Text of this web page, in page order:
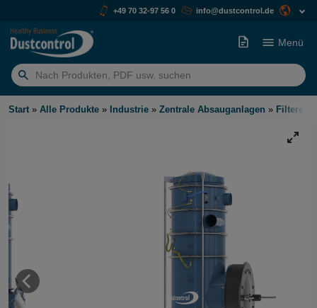
+49 70 32-97 56 0 info@dustcontrol.de
Suchen
nach:
Menü
Start » Alle Produkte » Industrie » Zentrale Absauganlagen »